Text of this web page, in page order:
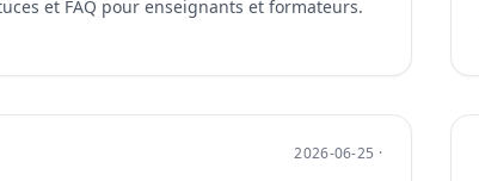
et FAQ pour enseignants et formateurs.
2026-06-25 ·